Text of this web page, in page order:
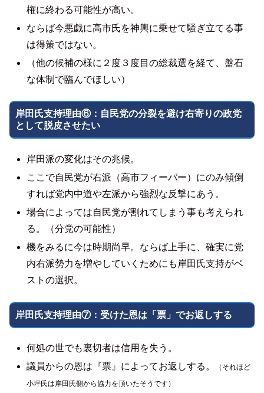
権に終わる可能性が高い。
ならば今悪戯に高市氏を神輿に乗せて騒ぎ立てる事
は得策ではない。
（他の候補の様に２度３度目の総裁選を経て、盤石
な体制で臨んでほしい）
岸田氏支持理由⑥：自民党の分裂を避け右寄りの政党
として脱皮させたい
岸田派の変化はその兆候。
ここで自民党が右派（高市フィーバー）にのみ傾倒
すれば党内中道や左派から強烈な反撃にあう。
場合によっては自民党が割れてしまう事も考えられ
る。（分党の可能性）
機をみるに今は時期尚早。ならば上手に、確実に党
内右派勢力を増やしていくためにも岸田氏支持がベ
ストの選択。
岸田氏支持理由⑦：受けた恩は「票」でお返しする
何処の世でも裏切者は信用を失う。
議員からの恩は『票』によってお返しする。
（それほど
小坪氏は岸田氏側から協力を頂いたそうです）